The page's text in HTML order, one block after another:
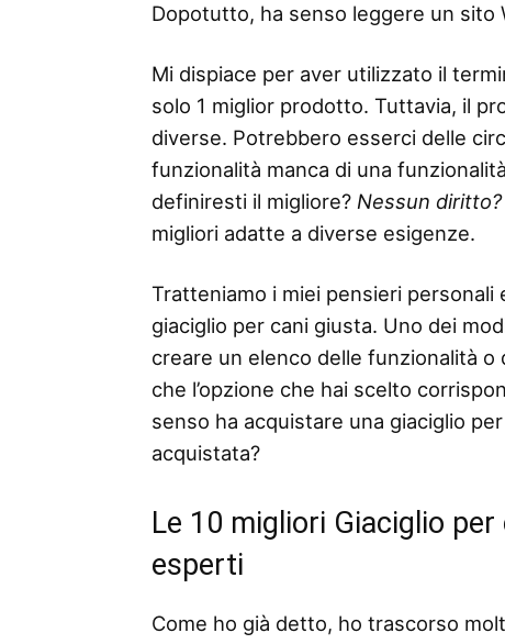
Dopotutto, ha senso leggere un sito
Mi dispiace per aver utilizzato il
solo 1 miglior prodotto. Tuttavia, il
diverse. Potrebbero esserci delle
funzionalità manca di una
definiresti il ​​migliore? Nessun diritto?
migliori adatte a diverse esigenze.
Tratteniamo i miei pensieri personali
giaciglio per cani giusta. Uno dei
creare un elenco delle funzionalità
che l’opzione che hai scelto
senso ha acquistare una giaciglio
acquistata?
Le 10 migliori Giaciglio
esperti
Come ho già detto, ho trascorso